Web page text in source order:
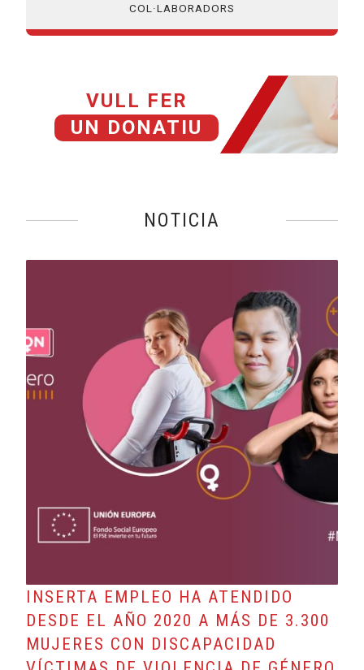
COL·LABORADORS
VULL FER
UN DONATIU
NOTICIA
INSERTA EMPLEO HA ATENDIDO
DESDE EL AÑO 2020 A MÁS DE 3.300
MUJERES CON DISCAPACIDAD